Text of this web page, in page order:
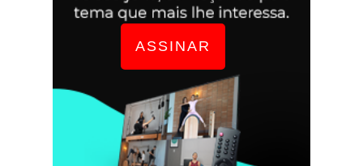
ASSINAR